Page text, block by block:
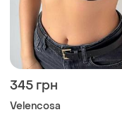
345 грн
Velencosa